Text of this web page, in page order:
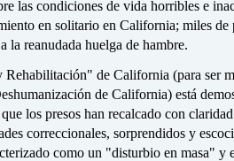
las condiciones de vida horribles e
en solitario en California; miles de
la reanudada huelga de hambre.
de California (para ser
de California) está
los presos han recalcado con
correccionales, sorprendidos y
como un "disturbio en masa" y